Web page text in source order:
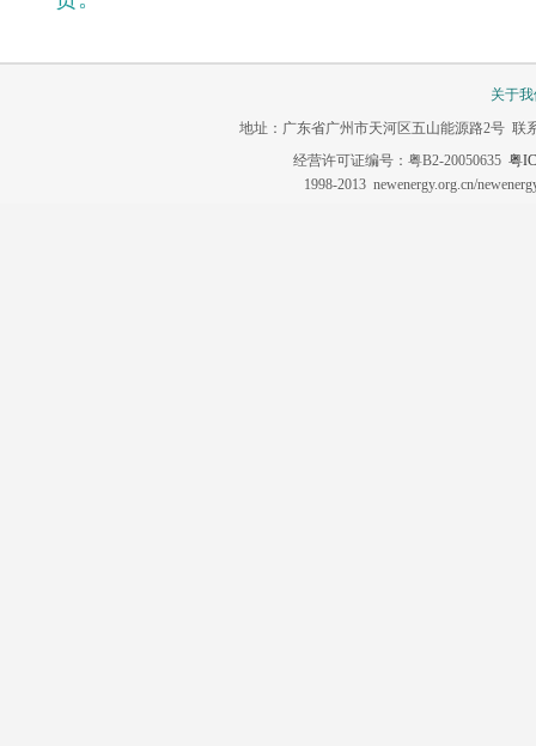
关于
地址：广东省广州市天河区五山能源路2号 联
经营许可证编号：粤B2-20050635 粤
1998-2013 newenergy.org.cn/